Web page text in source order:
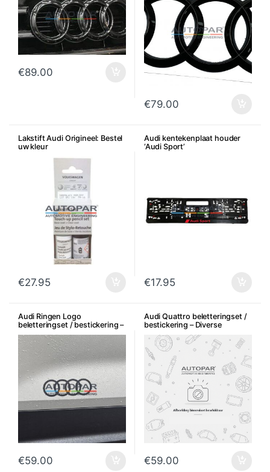
€89.00
€79.00
Lakstift Audi Origineel: Bestel
uw kleur
€27.95
Audi kentekenplaat houder
‘Audi Sport’
€17.95
Audi Ringen Logo
beletteringset / bestickering –
Diverse kleuren
€59.00
Audi Quattro beletteringset /
bestickering – Diverse
uitvoeringen
€59.00